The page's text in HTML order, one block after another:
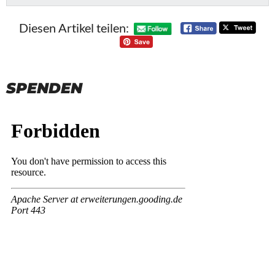
Diesen Artikel teilen:
SPENDEN